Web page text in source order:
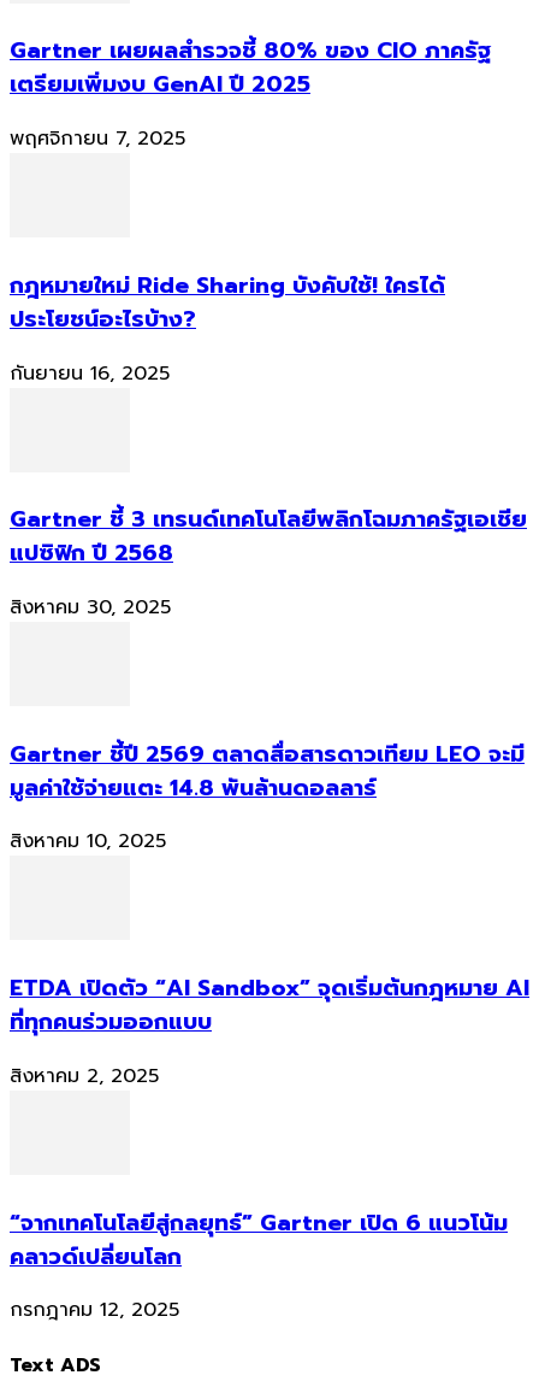
Gartner เผยผลสำรวจชี้ 80% ของ CIO ภาครัฐ
เตรียมเพิ่มงบ GenAI ปี 2025
พฤศจิกายน 7, 2025
กฎหมายใหม่ Ride Sharing บังคับใช้! ใครได้
ประโยชน์อะไรบ้าง?
กันยายน 16, 2025
Gartner ชี้ 3 เทรนด์เทคโนโลยีพลิกโฉมภาครัฐเอเชีย
แปซิฟิก ปี 2568
สิงหาคม 30, 2025
Gartner ชี้ปี 2569 ตลาดสื่อสารดาวเทียม LEO จะมี
มูลค่าใช้จ่ายแตะ 14.8 พันล้านดอลลาร์
สิงหาคม 10, 2025
ETDA เปิดตัว “AI Sandbox” จุดเริ่มต้นกฎหมาย AI
ที่ทุกคนร่วมออกแบบ
สิงหาคม 2, 2025
“จากเทคโนโลยีสู่กลยุทธ์” Gartner เปิด 6 แนวโน้ม
คลาวด์เปลี่ยนโลก
กรกฎาคม 12, 2025
Text ADS